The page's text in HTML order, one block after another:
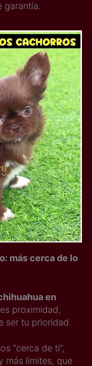
garantía.
más cerca de lo
en
proximidad,
ser tu prioridad.
“cerca de ti”,
más límites, que